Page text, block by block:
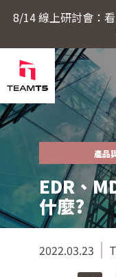
8/14 線上研討會：
服務
產品
產業方案
產品
EDR、
什麼?
2022.03.23